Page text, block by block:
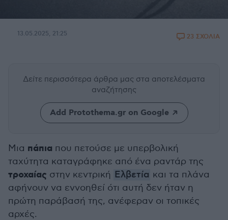
13.05.2025, 21:25 23 ΣΧΟΛΙΑ
Δείτε περισσότερα άρθρα μας στα αποτελέσματα
αναζήτησης
Add Protothema.gr on Google
Μια πάπια που πετούσε με υπερβολική
ταχύτητα καταγράφηκε από ένα ραντάρ της
τροχαίας στην κεντρική Ελβετία και τα πλάνα
αφήνουν να εννοηθεί ότι αυτή δεν ήταν η
πρώτη παράβασή της, ανέφεραν οι τοπικές
αρχές.